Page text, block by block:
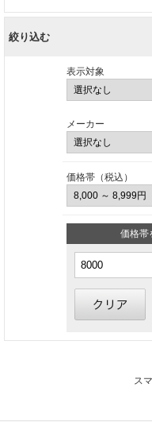
絞り込む
表示対象
メーカー
価格帯（税込）
価格帯
ス